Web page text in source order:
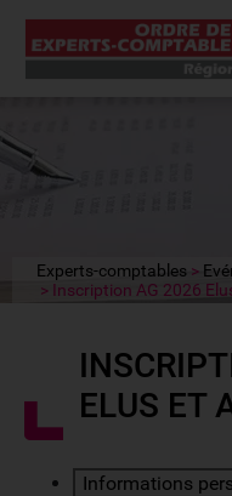
Experts-comptables
Inscription AG 2026
ELUS ET
Informations